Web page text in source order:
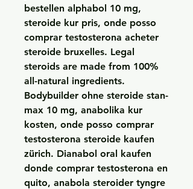
bestellen alphabol 10 mg,
steroide kur pris, onde posso
comprar testosterona acheter
steroide bruxelles. Legal
steroids are made from 100%
all-natural ingredients.
Bodybuilder ohne steroide stan-
max 10 mg, anabolika kur
kosten, onde posso comprar
testosterona steroide kaufen
zürich. Dianabol oral kaufen
donde comprar testosterona en
quito, anabola steroider tyngre